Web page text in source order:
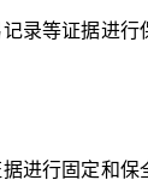
录等证据进
进行固定和